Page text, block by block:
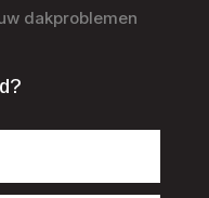
dakproblemen